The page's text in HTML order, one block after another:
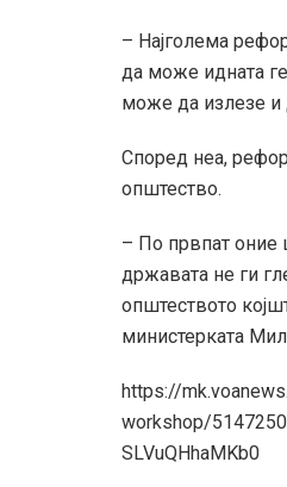
– Најголема
да може идната
може да излезе и
Според неа,
општество.
– По првпат оние
државата не ги
општеството
министерката
https://
workshop/
SLVuQHhaMKb0